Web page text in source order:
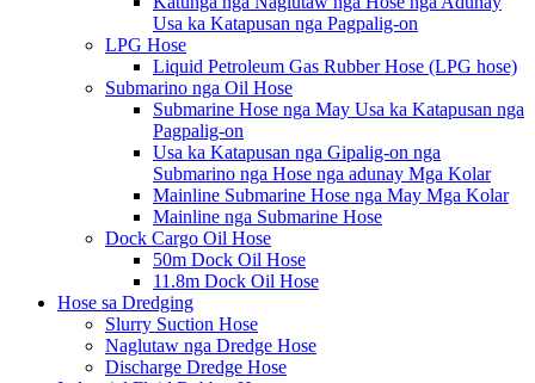
Usa ka Katapusan nga Pagpalig-on
LPG Hose
Liquid Petroleum Gas Rubber Hose (LPG hose)
Submarino nga Oil Hose
Submarine Hose nga May Usa ka Katapusan nga
Pagpalig-on
Usa ka Katapusan nga Gipalig-on nga
Submarino nga Hose nga adunay Mga Kolar
Mainline Submarine Hose nga May Mga Kolar
Mainline nga Submarine Hose
Dock Cargo Oil Hose
50m Dock Oil Hose
11.8m Dock Oil Hose
Hose sa Dredging
Slurry Suction Hose
Naglutaw nga Dredge Hose
Discharge Dredge Hose